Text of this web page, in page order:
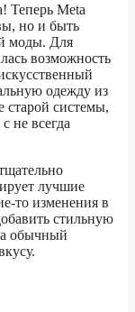
Теперь Meta
но и быть
моды. Для
возможность
одежду из
старой системы,
не всегда
лучшие
то изменения в
стильную
обычный